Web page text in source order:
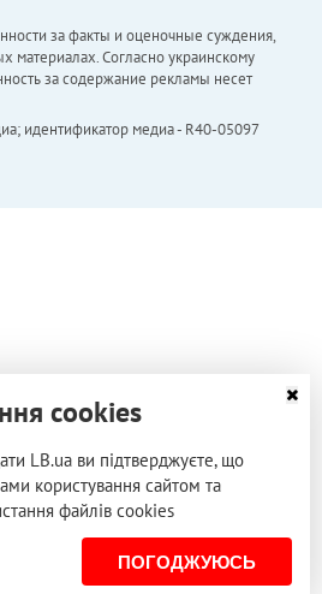
за факты и оценочные суждения,
материалах. Согласно украинскому
за содержание рекламы несет
идентификатор медиа - R40-05097
cookies
LB.ua ви підтверджуєте, що
користування сайтом та
файлів cookies
ПОГОДЖУЮСЬ